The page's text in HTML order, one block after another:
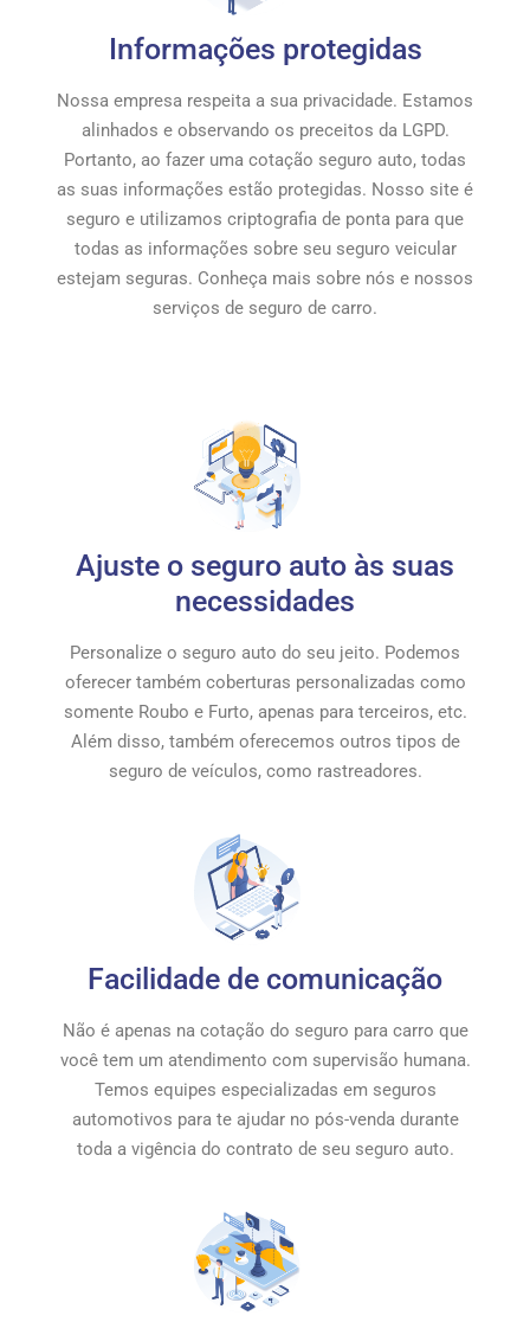
Informações protegidas
Nossa empresa respeita a sua privacidade. Estamos
alinhados e observando os preceitos da LGPD.
Portanto, ao fazer uma cotação seguro auto, todas
as suas informações estão protegidas. Nosso site é
seguro e utilizamos criptografia de ponta para que
todas as informações sobre seu seguro veicular
estejam seguras. Conheça mais sobre nós e nossos
serviços de seguro de carro.
Ajuste o seguro auto às suas
necessidades
Personalize o seguro auto do seu jeito. Podemos
oferecer também coberturas personalizadas como
somente Roubo e Furto, apenas para terceiros, etc.
Além disso, também oferecemos outros tipos de
seguro de veículos, como rastreadores.
Facilidade de comunicação
Não é apenas na cotação do seguro para carro que
você tem um atendimento com supervisão humana.
Temos equipes especializadas em seguros
automotivos para te ajudar no pós-venda durante
toda a vigência do contrato de seu seguro auto.